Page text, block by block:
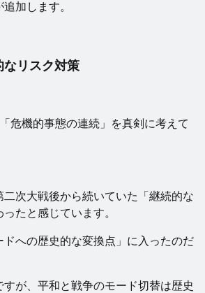
加します。
リスク対策
危機的事態の連続」を真剣に考えて
次大戦後から続いていた「継続的な
たと感じています。
ドへの歴史的な変換点」に入ったのだ
すが、平和と戦争のモード切替は歴史